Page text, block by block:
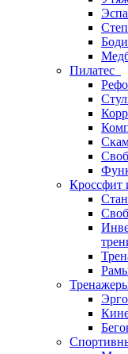
Пилатес
Кроссфит